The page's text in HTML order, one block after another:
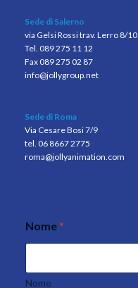
Sede di Salerno
via Gelsi Rossi trav. Lerro 8/10
Tel. 089 275 11 12
Fax 089 275 02 87
info@jollygroup.net
Sede di Roma
Via Cesare Bosi 7/9
tel. 06 8667 2775
roma@jollyanimation.com
Nome*
Nome